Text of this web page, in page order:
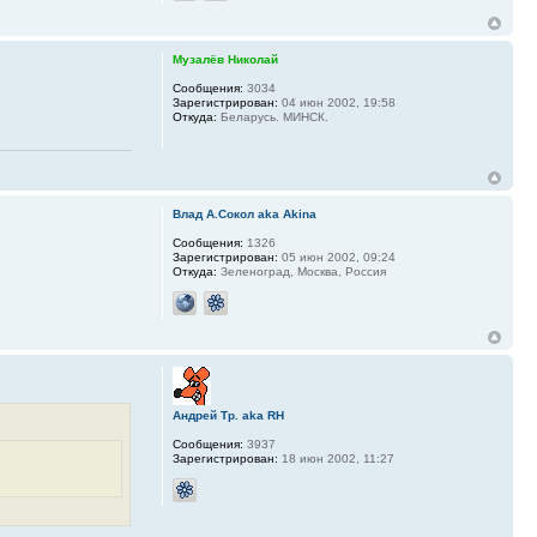
Музалёв Николай
Сообщения: 3034
Зарегистрирован: 04 июн 2002, 19:58
Откуда: Беларусь. МИНСК.
Влад А.Сокол aka Akina
Сообщения: 1326
Зарегистрирован: 05 июн 2002, 09:24
Откуда: Зеленоград, Москва, Россия
Андрей Тр. aka RH
Сообщения: 3937
Зарегистрирован: 18 июн 2002, 11:27